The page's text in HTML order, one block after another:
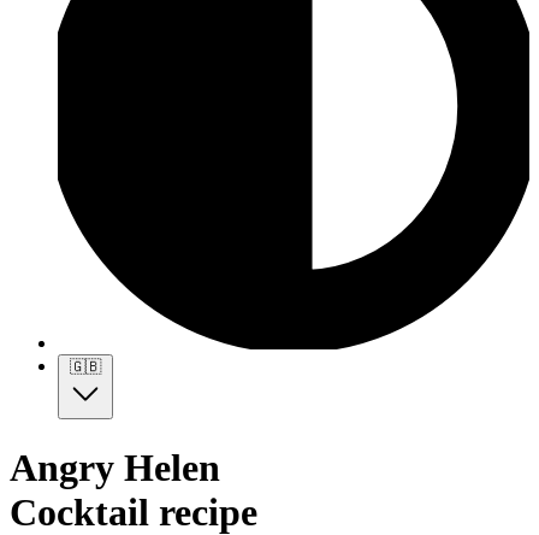
🇬🇧
Angry Helen
Cocktail recipe